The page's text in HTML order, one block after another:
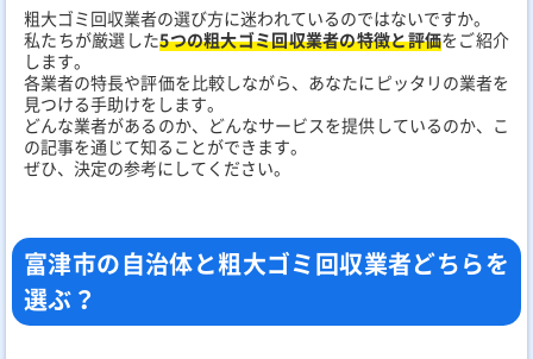
粗大ゴミ回収業者の選び方に迷われているのではないですか。
私たちが厳選した5つの粗大ゴミ回収業者の特徴と評価をご紹介
します。
各業者の特長や評価を比較しながら、あなたにピッタリの業者を
見つける手助けをします。
どんな業者があるのか、どんなサービスを提供しているのか、こ
の記事を通じて知ることができます。
ぜひ、決定の参考にしてください。
富津市の自治体と粗大ゴミ回収業者どちらを
選ぶ？